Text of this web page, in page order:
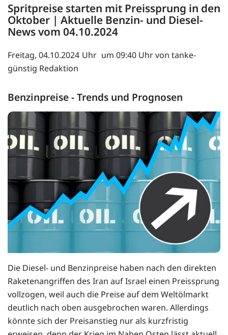
Spritpreise starten mit Preissprung in den
Oktober | Aktuelle Benzin- und Diesel-
News vom 04.10.2024
Freitag, 04.10.2024
um 09:40 Uhr von tanke-
günstig Redaktion
Benzinpreise - Trends und Prognosen
Die Diesel- und Benzinpreise haben nach den direkten
Raketenangriffen des Iran auf Israel einen Preissprung
vollzogen, weil auch die Preise auf dem Weltölmarkt
deutlich nach oben ausgebrochen waren. Allerdings
könnte sich der Preisanstieg nur als kurzfristig